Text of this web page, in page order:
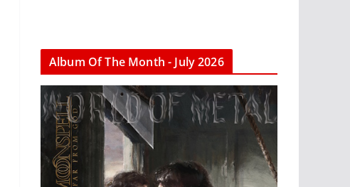
Album Of The Month - July 2026